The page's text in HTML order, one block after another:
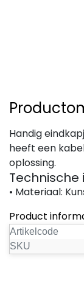
Handig
heeft een
oplossing.
• Materiaal:
Product
Artikelcode
SKU